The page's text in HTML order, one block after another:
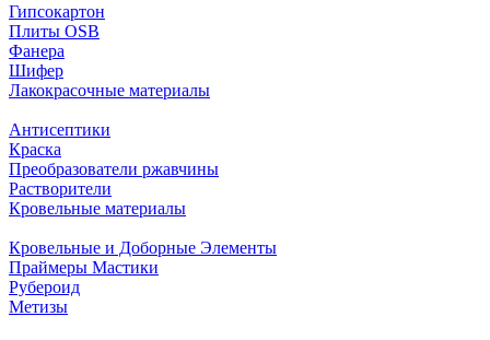
Гипсокартон
Плиты ОSB
Фанера
Шифер
Лакокрасочные материалы
Антисептики
Краска
Преобразователи ржавчины
Растворители
Кровельные материалы
Кровельные и Доборные Элементы
Праймеры Мастики
Рубероид
Метизы